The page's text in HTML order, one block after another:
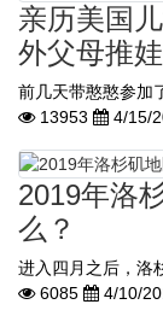
亲历美国
外父母推
前几天带憨憨参加
13953
4/15/
2019年洛
么？
进入四月之后，洛
6085
4/10/